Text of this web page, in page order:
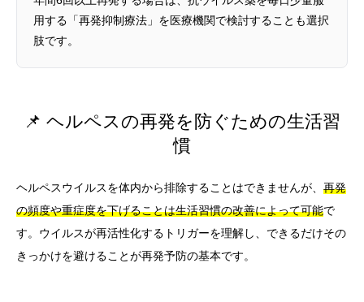
用する「再発抑制療法」を医療機関で検討することも選択
肢です。
📌 ヘルペスの再発を防ぐための生活習
慣
ヘルペスウイルスを体内から排除することはできませんが、 再発
の頻度や重症度を下げることは生活習慣の改善によって可能で
す。ウイルスが再活性化するトリガーを理解し、できるだけその
きっかけを避けることが再発予防の基本です。